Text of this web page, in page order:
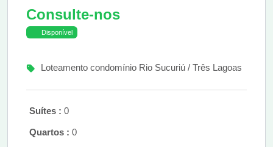
Consulte-nos
Disponível
Loteamento condomínio Rio Sucuriú / Três Lagoas
Suítes : 0
Quartos : 0